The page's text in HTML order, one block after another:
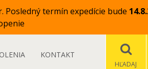
Posledný termín expedície bude
KONTAKT
HĽADAJ